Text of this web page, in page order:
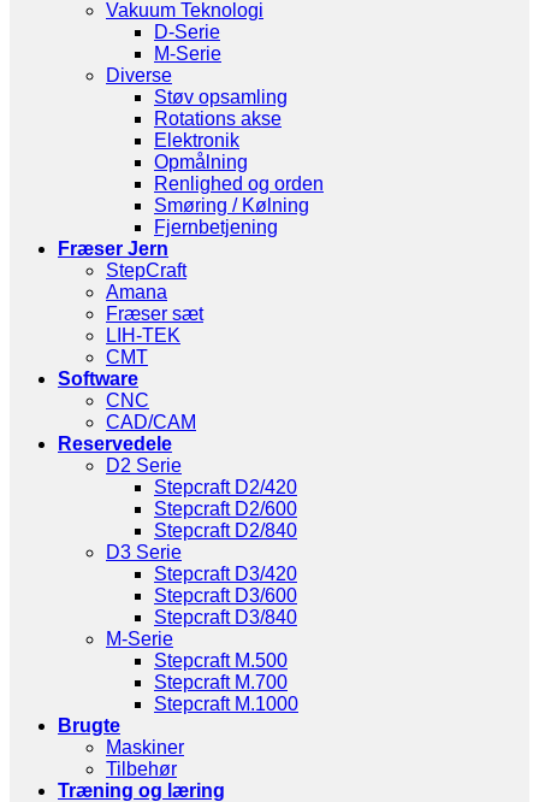
Vakuum Teknologi
D-Serie
M-Serie
Diverse
Støv opsamling
Rotations akse
Elektronik
Opmålning
Renlighed og orden
Smøring / Kølning
Fjernbetjening
Fræser Jern
StepCraft
Amana
Fræser sæt
LIH-TEK
CMT
Software
CNC
CAD/CAM
Reservedele
D2 Serie
Stepcraft D2/420
Stepcraft D2/600
Stepcraft D2/840
D3 Serie
Stepcraft D3/420
Stepcraft D3/600
Stepcraft D3/840
M-Serie
Stepcraft M.500
Stepcraft M.700
Stepcraft M.1000
Brugte
Maskiner
Tilbehør
Træning og læring